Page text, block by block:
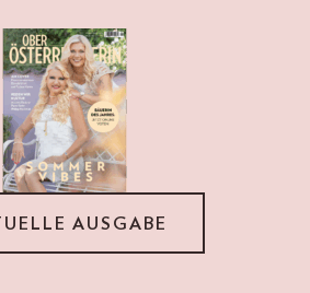
AUSGABE